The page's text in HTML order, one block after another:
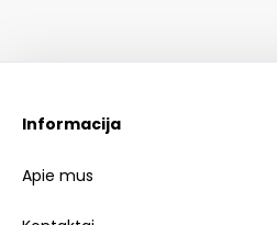
Informacija
Apie mus